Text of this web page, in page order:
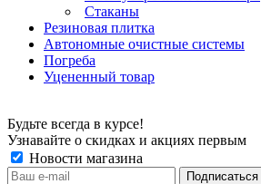
Стаканы
Резиновая плитка
Автономные очистные системы
Погреба
Уцененный товар
Будьте всегда в курсе!
Узнавайте о скидках и акциях первым
Новости магазина